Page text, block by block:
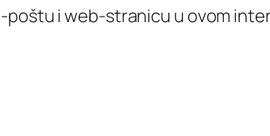
poštu i web-stranicu u ovom